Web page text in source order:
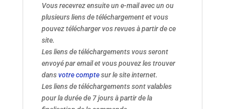
Vous recevrez ensuite un e-mail avec un ou
plusieurs liens de téléchargement et vous
pouvez télécharger vos revues à partir de ce
site.
Les liens de téléchargements vous seront
envoyé par email et vous pouvez les trouver
dansvotre comptesur le site internet.
Les liens de téléchargements sont valables
pour la durée de 7 jours à partir de la